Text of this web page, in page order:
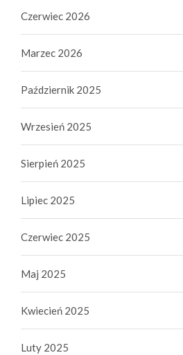
Czerwiec 2026
Marzec 2026
Październik 2025
Wrzesień 2025
Sierpień 2025
Lipiec 2025
Czerwiec 2025
Maj 2025
Kwiecień 2025
Luty 2025